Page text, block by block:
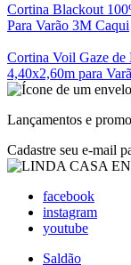
Cortina Blackout
Para Varão 3M Caqui
Cortina Voil Gaze
4,40x2,60m para
Lançamentos e
Cadastre seu e-mail
facebook
instagram
youtube
Saldão